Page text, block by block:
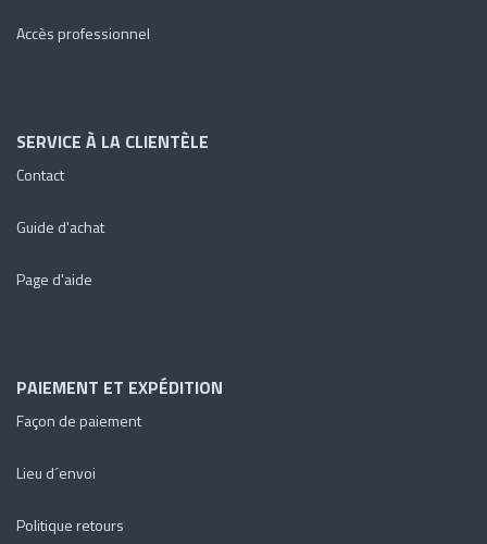
Accès professionnel
SERVICE À LA CLIENTÈLE
Contact
Guide d'achat
Page d'aide
PAIEMENT ET EXPÉDITION
Façon de paiement
Lieu d´envoi
Politique retours